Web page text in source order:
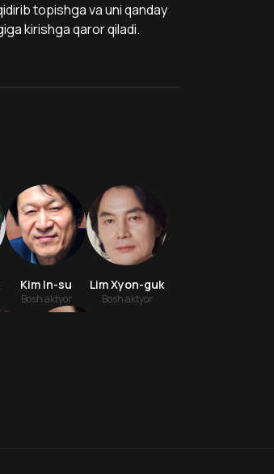
topishga va uni qanday
kirishga qaror qiladi.
Kim In-su
Bosh aktyor
Lim Xyon-guk
Bosh aktyor